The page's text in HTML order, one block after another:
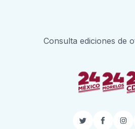
Consulta ediciones de
Twitter